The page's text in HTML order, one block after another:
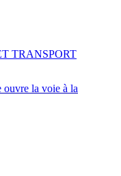
ouvre la voie à la
TRANSPORT